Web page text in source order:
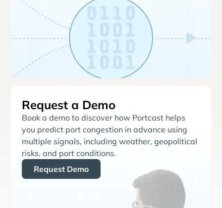
Request a Demo
Book a demo to discover how Portcast helps
you predict port congestion in advance using
multiple signals, including weather, geopolitical
risks, and port conditions.
Request Demo